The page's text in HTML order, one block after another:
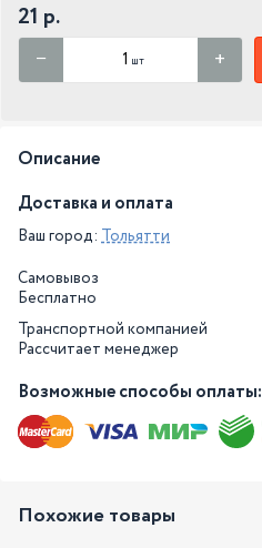
21 р.
шт
Описание
Доставка и оплата
Ваш город: Тольятти
Самовывоз
Бесплатно
Транспортной компанией
Рассчитает менеджер
Возможные способы оплаты:
Похожие товары